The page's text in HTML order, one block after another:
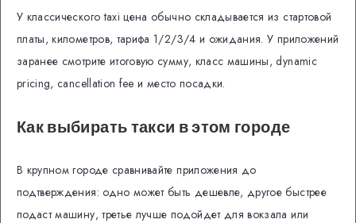
У классического taxi цена обычно складывается из стартовой
платы, километров, тарифа 1/2/3/4 и ожидания. У приложений
заранее смотрите итоговую сумму, класс машины, dynamic
pricing, cancellation fee и место посадки.
Как выбирать такси в этом городе
В крупном городе сравнивайте приложения до
подтверждения: одно может быть дешевле, другое быстрее
подаст машину, третье лучше подойдет для вокзала или